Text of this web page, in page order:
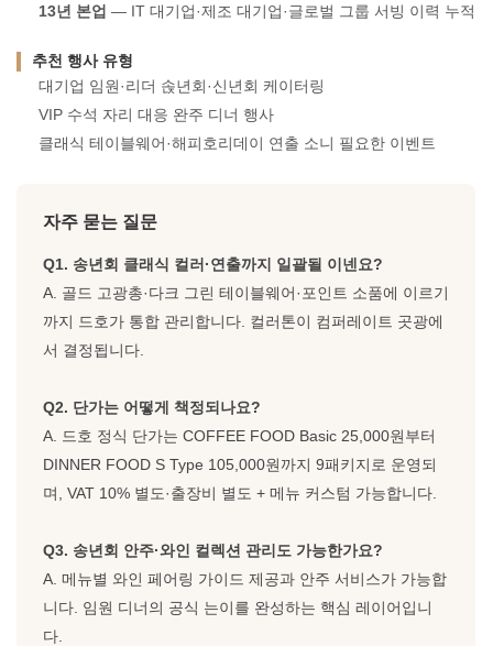
13년 본업 — IT 대기업·제조 대기업·글로벌 그룹 서빙 이력 누적
추천 행사 유형
대기업 임원·리더 솑년회·신년회 케이터링
VIP 수석 자리 대응 완주 디너 행사
클래식 테이블웨어·해피호리데이 연출 소니 필요한 이벤트
자주 묻는 질문
Q1. 송년회 클래식 컬러·연출까지 일괄될 이넨요?
A. 골드 고광총·다크 그린 테이블웨어·포인트 소품에 이르기
까지 드호가 통합 관리합니다. 컬러톤이 컴퍼레이트 곳광에
서 결정됩니다.
Q2. 단가는 어떻게 책정되나요?
A. 드호 정식 단가는 COFFEE FOOD Basic 25,000원부터
DINNER FOOD S Type 105,000원까지 9패키지로 운영되
며, VAT 10% 별도·출장비 별도 + 메뉴 커스텀 가능합니다.
Q3. 송년회 안주·와인 컬렉션 관리도 가능한가요?
A. 메뉴별 와인 페어링 가이드 제공과 안주 서비스가 가능합
니다. 임원 디너의 공식 는이를 완성하는 핵심 레이어입니
다.